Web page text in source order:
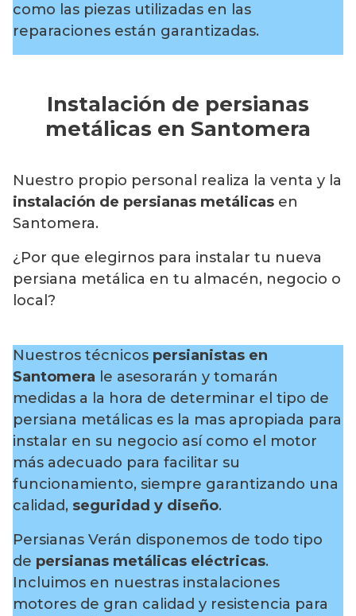
como las piezas utilizadas en las
reparaciones están garantizadas.
Instalación de persianas
metálicas en Santomera
Nuestro propio personal realiza la venta y la
instalación de persianas metálicas en
Santomera.
¿Por que elegirnos para instalar tu nueva
persiana metálica en tu almacén, negocio o
local?
Nuestros técnicos persianistas en
Santomera le asesorarán y tomarán
medidas a la hora de determinar el tipo de
persiana metálicas es la mas apropiada para
instalar en su negocio así como el motor
más adecuado para facilitar su
funcionamiento, siempre garantizando una
calidad, seguridad y diseño.
Persianas Verán disponemos de todo tipo
de persianas metálicas eléctricas.
Incluimos en nuestras instalaciones
motores de gran calidad y resistencia para